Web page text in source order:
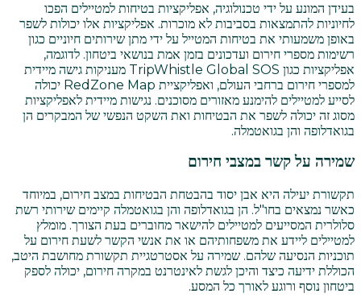
בעידן המונע על ידי טכנולוגיה, אפליקציות בטיחות למטיילים הפכו
לחיוניות להתמצאות בסביבות לא מוכרות. אפליקציות אלו יכולות לשפר
באופן משמעותי את בטיחות המטייל על ידי מתן שירותים חיוניים כגון
רשימות מספרי חירום ועדכונים בזמן אמת בנושאי ביטחון. לדוגמה,
אפליקציות כגון TripWhistle Global SOS מעניקות גישה מיידית
למספרי חירום ברחבי העולם, ואפליקציית RedZone Map יכולה
לסייע למטיילים להימנע מאזורים מסוכנים. נגישות מיידית לאפליקציות
מסוג זה יכולה לשפר את הבטיחות ואת השקט הנפשי של המבקרים הן
בגואדלופה והן בגואטמלה.
שמירה על קשר במצבי חירום
תקשורת יעילה היא אבן יסוד בהבטחת הבטיחות במצב חירום, במיוחד
כאשר נמצאים בחו"ל. הן בגואדלופה והן בגואטמלה קיימים שירותי רשת
סלולרית המסייעים למטיילים להישאר מחוברים בעת הצורך. מומלץ
למטיילים ליידע את משפחותיהם או את אנשי הקשר לשעת חירום על
תוכניות הנסיעה שלהם. שמירה על אסטרטגיית תקשורת מחושבת היטב,
הכוללת ידיעה כיצד והיכן לגשת לאינטרנט במקרה חירום, יכולה לספק
ביטחון נוסף ורוגע לאורך כל המסע.